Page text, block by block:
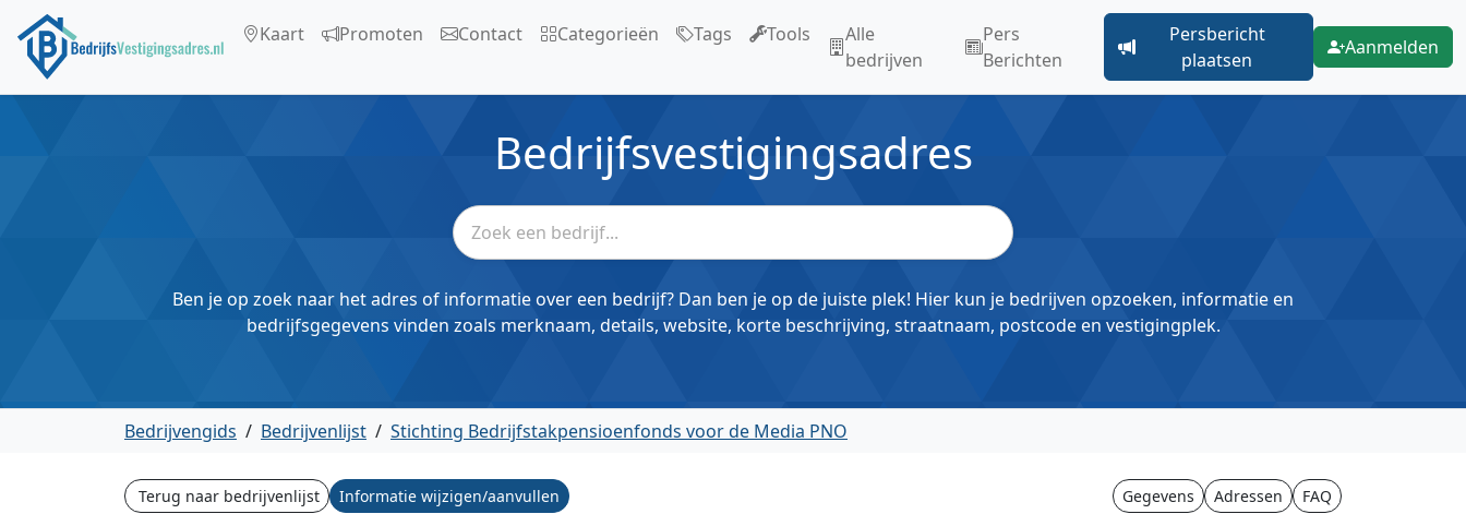
Kaart Promoten Contact Categorieën Tags Tools
Alle
bedrijven
Pers
Berichten
Persbericht
plaatsen
Aanmelden
Bedrijfsvestigingsadres
Ben je op zoek naar het adres of informatie over een bedrijf? Dan ben je op de juiste plek! Hier kun je bedrijven opzoeken, informatie en
bedrijfsgegevens vinden zoals merknaam, details, website, korte beschrijving, straatnaam, postcode en vestigingplek.
Bedrijvengids / Bedrijvenlijst / Stichting Bedrijfstakpensioenfonds voor de Media PNO
Terug naar bedrijvenlijst Informatie wijzigen/aanvullen Gegevens Adressen FAQ